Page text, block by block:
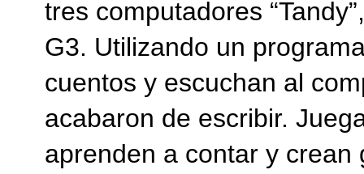
tres computadores
G3. Utilizando un
cuentos y escuchan al
acabaron de escribir.
aprenden a contar y crean